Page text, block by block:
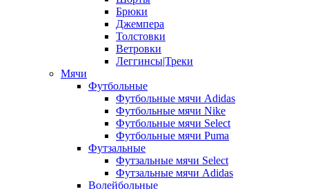
Брюки
Джемпера
Толстовки
Ветровки
Леггинсы|Треки
Мячи
Футбольные
Футбольные мячи Adidas
Футбольные мячи Nike
Футбольные мячи Select
Футбольные мячи Puma
Футзальные
Футзальные мячи Select
Футзальные мячи Adidas
Волейбольные